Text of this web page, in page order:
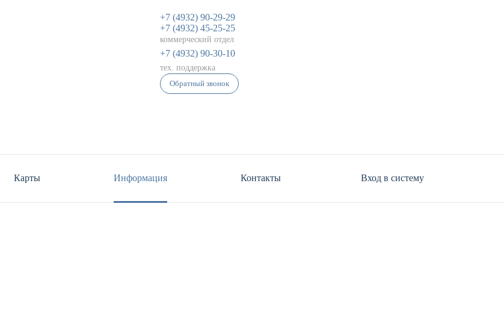
+7 (4932) 90-29-29
+7 (4932) 45-25-25
коммерческий отдел
+7 (4932) 90-30-10
тех. поддержка
Обратный звонок
Карты Информация Контакты Вход в систему